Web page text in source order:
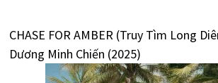
CHASE FOR AMBER (Truy Tìm Long
Dương Minh Chiến (2025)